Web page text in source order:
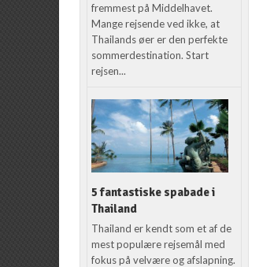
fremmest på Middelhavet.
Mange rejsende ved ikke, at
Thailands øer er den perfekte
sommerdestination. Start
rejsen...
5 fantastiske spabade i
Thailand
Thailand er kendt som et af de
mest populære rejsemål med
fokus på velvære og afslapning.